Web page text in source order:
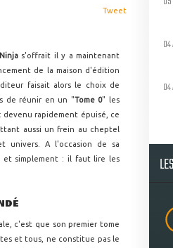
Tweet
s'offrait il y a maintenant
de la maison d'édition
faisait alors le choix de
de réunir en un "Tome 0" les
devenu rapidement épuisé, ce
aussi un frein au cheptel
univers. A l'occasion de sa
et simplement : il faut lire les
c'est que son premier tome
et tous, ne constitue pas le
04
04